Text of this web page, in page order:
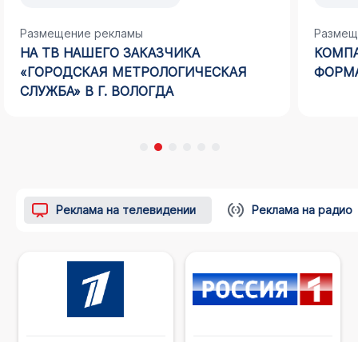
Размещение рекламы
НА ТВ НАШЕГО ЗАКАЗЧИКА
«ГОРОДСКАЯ МЕТРОЛОГИЧЕСКАЯ
СЛУЖБА» В Г. ВОЛОГДА
Реклама на телевидении Реклама на радио